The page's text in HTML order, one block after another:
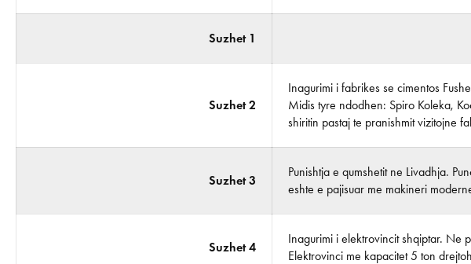
Suzhet 1
Suzhet 2
Inagurimi i fabrikes se cimentos
Midis tyre ndodhen: Spiro Koleka,
shiritin pastaj te pranishmit vizitojne
Suzhet 3
Punishtja e qumshetit ne Livadhja.
eshte e pajisuar me makineri
Suzhet 4
Inagurimi i elektrovincit shqiptar. Ne
Elektrovinci me kapacitet 5 ton